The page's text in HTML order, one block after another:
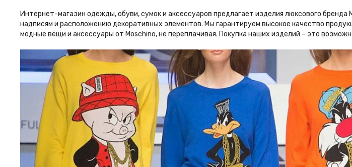
Интернет-магазин одежды, обуви, сумок и аксессуаров предлагает изделия люксового
надписям и расположению декоративных элементов. Мы гарантируем высокое качество
модные вещи и аксессуары от Moschino, не переплачивая. Покупка наших изделий – это